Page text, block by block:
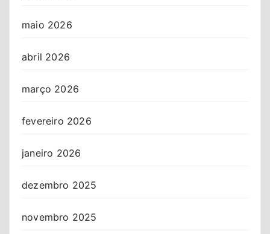
maio 2026
abril 2026
março 2026
fevereiro 2026
janeiro 2026
dezembro 2025
novembro 2025